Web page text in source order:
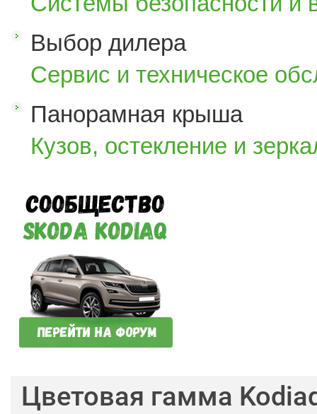
Выбор дилера
Сервис и техническое
Панорамная крыша
Кузов, остекление и
Цветовая гамма